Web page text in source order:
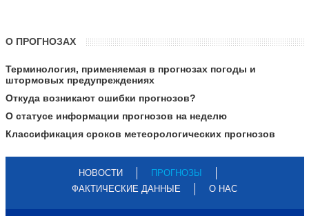
О ПРОГНОЗАХ
Терминология, применяемая в прогнозах погоды и
штормовых предупреждениях
Откуда возникают ошибки прогнозов?
О статусе информации прогнозов на неделю
Классификация сроков метеорологических прогнозов
НОВОСТИ
ПРОГНОЗЫ
ФАКТИЧЕСКИЕ ДАННЫЕ
О НАС